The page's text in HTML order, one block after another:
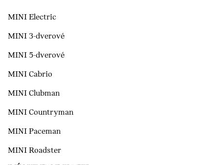
MINI Electric
MINI 3-dverové
MINI 5-dverové
MINI Cabrio
MINI Clubman
MINI Countryman
MINI Paceman
MINI Roadster